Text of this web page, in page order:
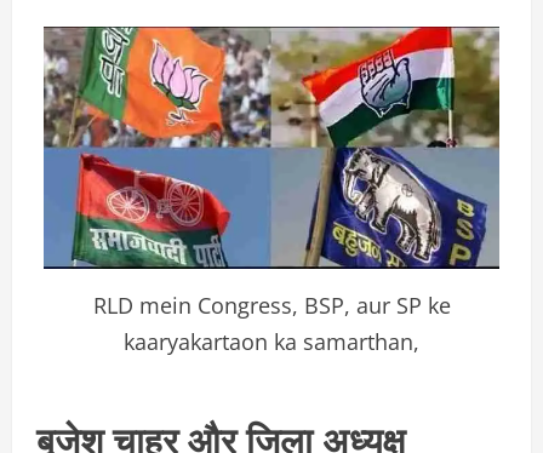
RLD mein Congress, BSP, aur SP ke
kaaryakartaon ka samarthan,
बृजेश चाहर और जिला अध्यक्ष